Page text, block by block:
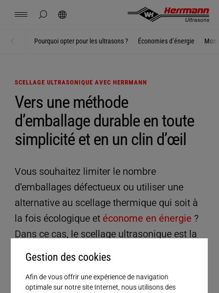
Gestion des cookies
Afin de vous offrir une expérience de navigation
optimale sur notre site Internet, nous utilisons des
masquer la recherche de page
Solutions par secteur
Soudage par ultrasons
Entreprise
Service
Contact Sites Actualités Emploi Téléchargements
Hungary magyar
Pourquoi opter pour les ultrasons ? Économies d’énergie
SCELLAGE ULTRASONIQUE AVEC HERRMANN
Vers une méthode
d’emballage durable en toute
simplicité et en un clin d’œil
Vous souhaitez limiter le nombre
d’emballages défectueux ou utiliser une
alternative au scellage thermique qui soit à
la fois écologique et économe en énergie ?
Dans ce cas, le scellage ultrasonique est la
Contactez-nous et ensemble, nous